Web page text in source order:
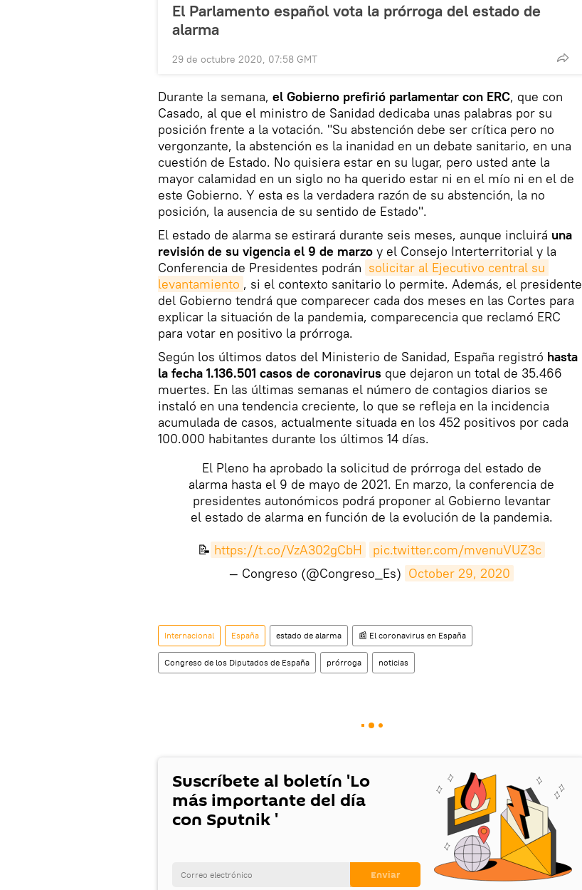
El Parlamento español vota la prórroga del estado de
alarma
29 de octubre 2020, 07:58 GMT
Durante la semana, el Gobierno prefirió parlamentar con ERC, que con
Casado, al que el ministro de Sanidad dedicaba unas palabras por su
posición frente a la votación. "Su abstención debe ser crítica pero no
vergonzante, la abstención es la inanidad en un debate sanitario, en una
cuestión de Estado. No quisiera estar en su lugar, pero usted ante la
mayor calamidad en un siglo no ha querido estar ni en el mío ni en el de
este Gobierno. Y esta es la verdadera razón de su abstención, la no
posición, la ausencia de su sentido de Estado".
El estado de alarma se estirará durante seis meses, aunque incluirá una
revisión de su vigencia el 9 de marzo y el Consejo Interterritorial y la
Conferencia de Presidentes podrán solicitar al Ejecutivo central su
levantamiento , si el contexto sanitario lo permite. Además, el presidente
del Gobierno tendrá que comparecer cada dos meses en las Cortes para
explicar la situación de la pandemia, comparecencia que reclamó ERC
para votar en positivo la prórroga.
Según los últimos datos del Ministerio de Sanidad, España registró hasta
la fecha 1.136.501 casos de coronavirus que dejaron un total de 35.466
muertes. En las últimas semanas el número de contagios diarios se
instaló en una tendencia creciente, lo que se refleja en la incidencia
acumulada de casos, actualmente situada en los 452 positivos por cada
100.000 habitantes durante los últimos 14 días.
El Pleno ha aprobado la solicitud de prórroga del estado de
alarma hasta el 9 de mayo de 2021. En marzo, la conferencia de
presidentes autonómicos podrá proponer al Gobierno levantar
el estado de alarma en función de la evolución de la pandemia.
📝 https://t.co/VzA302gCbH
pic.twitter.com/mvenuVUZ3c
— Congreso (@Congreso_Es) October 29, 2020
Internacional España estado de alarma 📰 El coronavirus en España
Congreso de los Diputados de España prórroga noticias
Suscríbete al boletín 'Lo
más importante del día
con Sputnik '